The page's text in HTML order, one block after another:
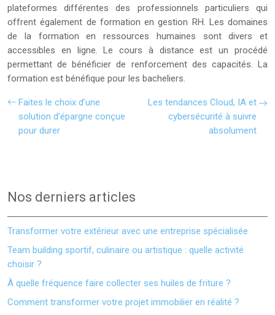
plateformes différentes des professionnels particuliers qui
offrent également de formation en gestion RH. Les domaines
de la formation en ressources humaines sont divers et
accessibles en ligne. Le cours à distance est un procédé
permettant de bénéficier de renforcement des capacités. La
formation est bénéfique pour les bacheliers.
Faites le choix d’une
solution d’épargne conçue
pour durer
Les tendances Cloud, IA et
cybersécurité à suivre
absolument
Nos derniers articles
Transformer votre extérieur avec une entreprise spécialisée
Team building sportif, culinaire ou artistique : quelle activité
choisir ?
À quelle fréquence faire collecter ses huiles de friture ?
Comment transformer votre projet immobilier en réalité ?